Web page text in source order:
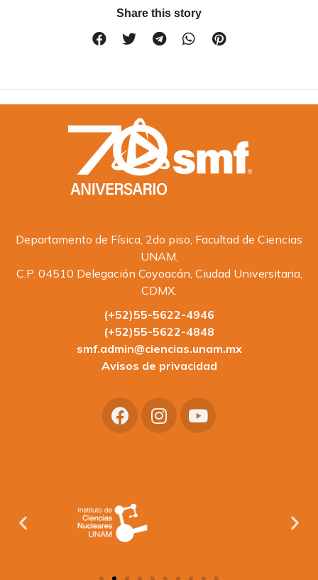
Share this story
Departamento de Física, 2do piso, Facultad de Ciencias
UNAM,
C.P. 04510 Delegación Coyoacán, Ciudad Universitaria,
CDMX.
(+52)55-5622-4946
(+52)55-5622-4848
smf.admin@ciencias.unam.mx
Avisos de privacidad